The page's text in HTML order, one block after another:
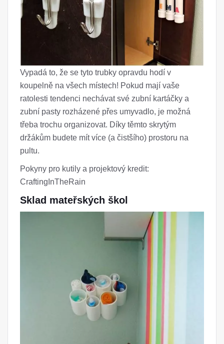
Vypadá to, že se tyto trubky opravdu hodí v
koupelně na všech místech! Pokud mají vaše
ratolesti tendenci nechávat své zubní kartáčky a
zubní pasty rozházené přes umyvadlo, je možná
třeba trochu organizovat. Díky těmto skrytým
držákům budete mít více (a čistšího) prostoru na
pultu.
Pokyny pro kutily a projektový kredit:
CraftingInTheRain
Sklad mateřských škol